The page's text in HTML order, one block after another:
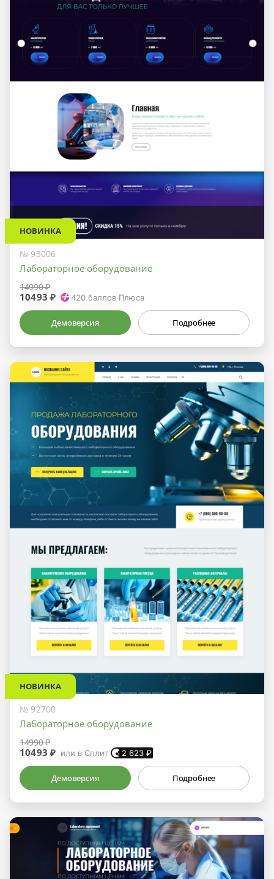
НОВИНКА
№ 93006
Лабораторное оборудование
14990 ₽
10493 ₽ 420 баллов Плюса
Демоверсия Подробнее
НОВИНКА
№ 92700
Лабораторное оборудование
14990 ₽
10493 ₽ или в Сплит 2 623 ₽
Демоверсия Подробнее